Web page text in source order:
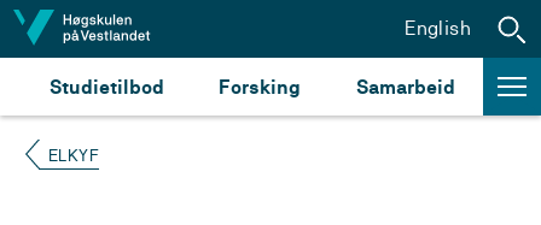
Hopp til innhald
Studietilbod Forsking Samarbeid
English
ELKYF